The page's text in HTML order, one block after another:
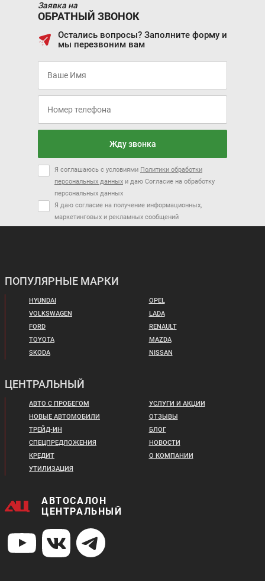
Заявка на
ОБРАТНЫЙ ЗВОНОК
Остались вопросы? Заполните форму и
мы перезвоним вам
Жду звонка
Я соглашаюсь с условиями Политики обработки
персональных данных и даю Согласие на обработку
персональных данных
Я даю согласие на получение информационных,
маркетинговых и рекламных сообщений
ПОПУЛЯРНЫЕ МАРКИ
HYUNDAI
VOLKSWAGEN
FORD
TOYOTA
SKODA
OPEL
LADA
RENAULT
MAZDA
NISSAN
ЦЕНТРАЛЬНЫЙ
АВТО С ПРОБЕГОМ
НОВЫЕ АВТОМОБИЛИ
ТРЕЙД-ИН
СПЕЦПРЕДЛОЖЕНИЯ
КРЕДИТ
УТИЛИЗАЦИЯ
УСЛУГИ И АКЦИИ
ОТЗЫВЫ
БЛОГ
НОВОСТИ
О КОМПАНИИ
АВТОСАЛОН
ЦЕНТРАЛЬНЫЙ